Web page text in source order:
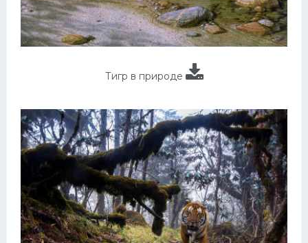
Тигр в природе